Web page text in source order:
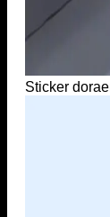
Sticker